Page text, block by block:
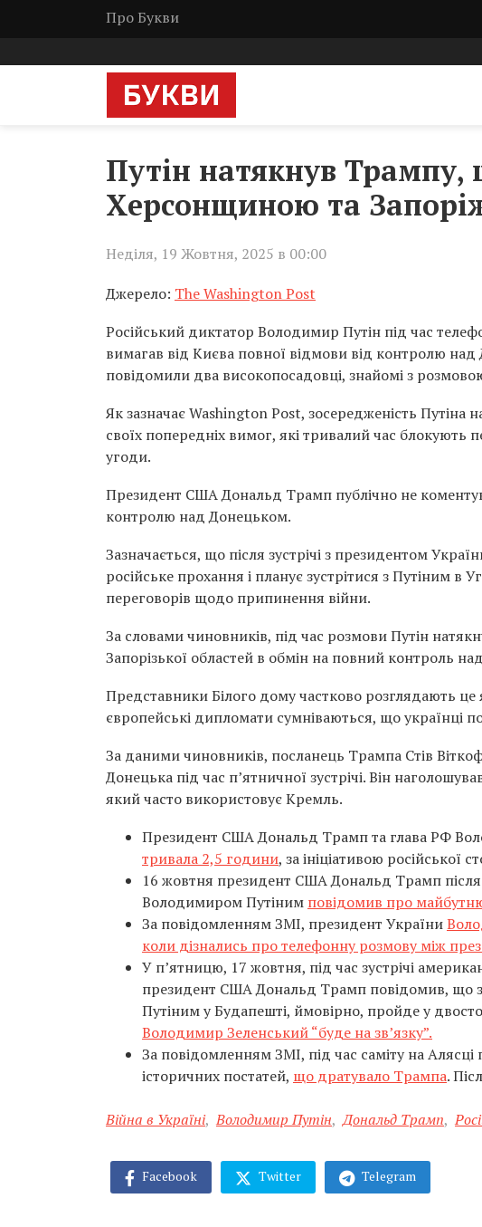
Про Букви
Путін натякнув Трампу,
Херсонщиною та
Неділя, 19 Жовтня, 2025 в 00:00
Джерело: The Washington Post
Російський диктатор Володимир Путін під час
вимагав від Києва повної відмови від контролю
повідомили два високопосадовці, знайомі з
Як зазначає Washington Post, зосередженість Путіна
своїх попередніх вимог, які тривалий час
угоди.
Президент США Дональд Трамп публічно не
контролю над Донецьком.
Зазначається, що після зустрічі з президентом
російське прохання і планує зустрітися з
переговорів щодо припинення війни.
За словами чиновників, під час розмови Путін
Запорізької областей в обмін на повний контроль
Представники Білого дому частково розглядають це
європейські дипломати сумніваються, що українці
За даними чиновників, посланець Трампа Стів
Донецька під час п’ятничної зустрічі. Він
який часто використовує Кремль.
Президент США Дональд Трамп та глава РФ
тривала 2,5 години, за ініціативою російської
16 жовтня президент США Дональд Трамп
Володимиром Путіним повідомив про
За повідомленням ЗМІ, президент України
коли дізнались про телефонну розмову між
У пʼятницю, 17 жовтня, під час зустрічі
президент США Дональд Трамп повідомив, що
Путіним у Будапешті, ймовірно, пройде у
Володимир Зеленський “буде на зв’язку”.
За повідомленням ЗМІ, під час саміту на
історичних постатей, що дратувало Трампа.
Війна в Україні, Володимир Путін, Дональд Трамп,
Facebook Twitter Telegram